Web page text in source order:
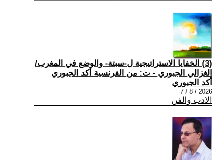
(3) الخفايا الاستراتيجية ل-سبتة- والوضع في المغرب/
الغزالي الجبوري - ت: من الفرنسية أكد الجبوري
أكد الجبوري
2026 / 8 / 7
الادب والفن